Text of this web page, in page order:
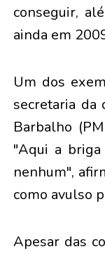
conseguir,
ainda em
Um dos
secretaria da
Barbalho
"Aqui a
nenhum",
como avulso
Apesar das